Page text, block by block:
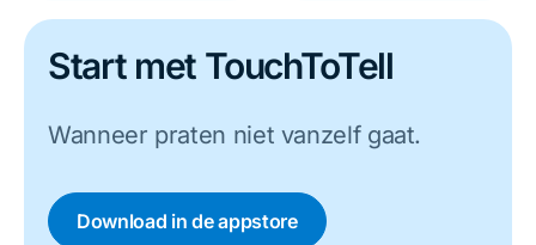
Start met TouchToTell
Wanneer praten niet vanzelf gaat.
Download in de appstore